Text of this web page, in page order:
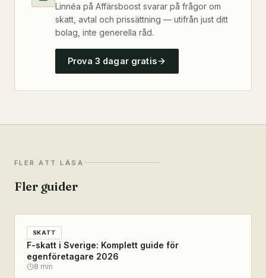
Linnéa på Affärsboost svarar på frågor om
skatt, avtal och prissättning — utifrån just ditt
bolag, inte generella råd.
Prova 3 dagar gratis
FLER ATT LÄSA
Fler guider
SKATT
F-skatt i Sverige: Komplett guide för
egenföretagare 2026
8 min